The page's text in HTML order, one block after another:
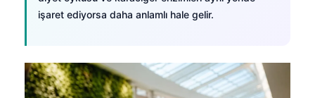
işaret ediyorsa daha anlamlı hale gelir.